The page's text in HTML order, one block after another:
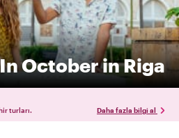
October in Riga
turları. Daha fazla bilgi al